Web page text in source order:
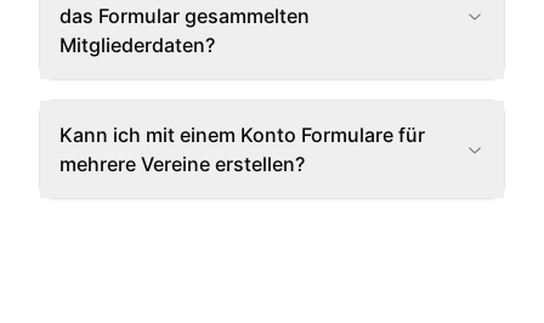
das Formular gesammelten
Mitgliederdaten?
Kann ich mit einem Konto Formulare für
mehrere Vereine erstellen?